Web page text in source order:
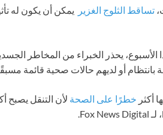
تساقط الثلوج الغزير
يمكن أن يكون له
الأسبوع، يحذر الخبراء من المخاطر
بانتظام أو لديهم حالات صحية قائمة
أكثر خطرًا على الصحة لأن التنقل يصبح